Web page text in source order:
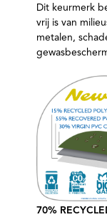
Dit keurmerk
vrij is van
metalen,
70%